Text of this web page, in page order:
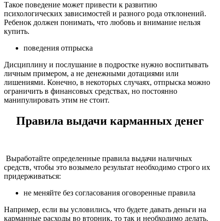
Такое поведение может привести к развитию
психологических зависимостей и разного рода отклонений.
Ребенок должен понимать, что любовь и внимание нельзя
купить.
поведения отпрыска
Дисциплину и послушание в подростке нужно воспитывать
личным примером, а не денежными дотациями или
лишениями. Конечно, в некоторых случаях, отпрыска можно
ограничить в финансовых средствах, но постоянно
манипулировать этим не стоит.
Правила выдачи карманных денег
Выработайте определенные правила выдачи наличных
средств, чтобы это возымело результат необходимо строго их
придерживаться:
не меняйте без согласования оговоренные правила
Например, если вы условились, что будете давать деньги на
карманные расходы во вторник, то так и необходимо делать.